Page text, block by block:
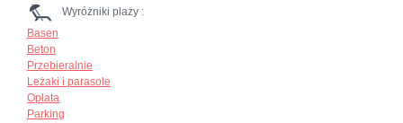
Wyróżniki plaży :
Basen
Beton
Przebieralnie
Leżaki i parasole
Opłata
Parking